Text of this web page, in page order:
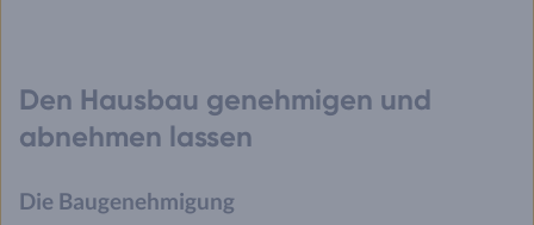
Den Hausbau genehmigen und
abnehmen lassen
Die Baugenehmigung